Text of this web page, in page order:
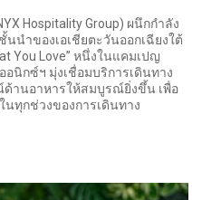
Hospitality Group) ผนึกกำลัง
นนำของเอเชียตะวันออกเฉียงใต้
You Love” หนึ่งในแคมเปญ
นิกซ์ฯ มุ่งเชื่อมบริการเดินทาง
านอาหารให้สมบูรณ์ยิ่งขึ้น เพื่อ
ทุกช่วงของการเดินทาง